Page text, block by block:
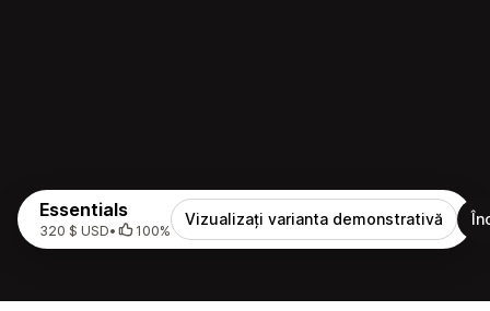
Essentials
320 $ USD• 100%
Vizualizați varianta demonstrativă